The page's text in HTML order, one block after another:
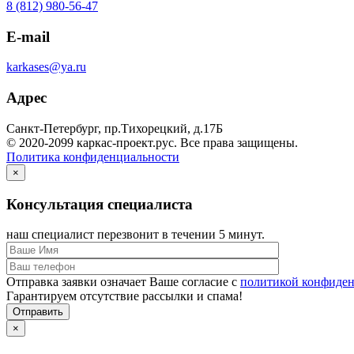
8 (812) 980-56-47
E-mail
karkases@ya.ru
Адрес
Санкт-Петербург, пр.Тихорецкий, д.17Б
© 2020-2099 каркас-проект.рус. Все права защищены.
Политика конфиденциальности
×
Консультация специалиста
наш специалист перезвонит в течении 5 минут.
Отправка заявки означает Ваше согласие с политикой
Гарантируем отсутствие рассылки и спама!
Отправить
×